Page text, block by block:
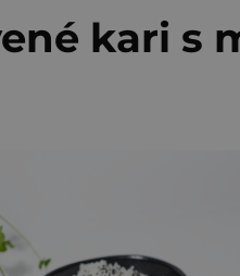
kari s